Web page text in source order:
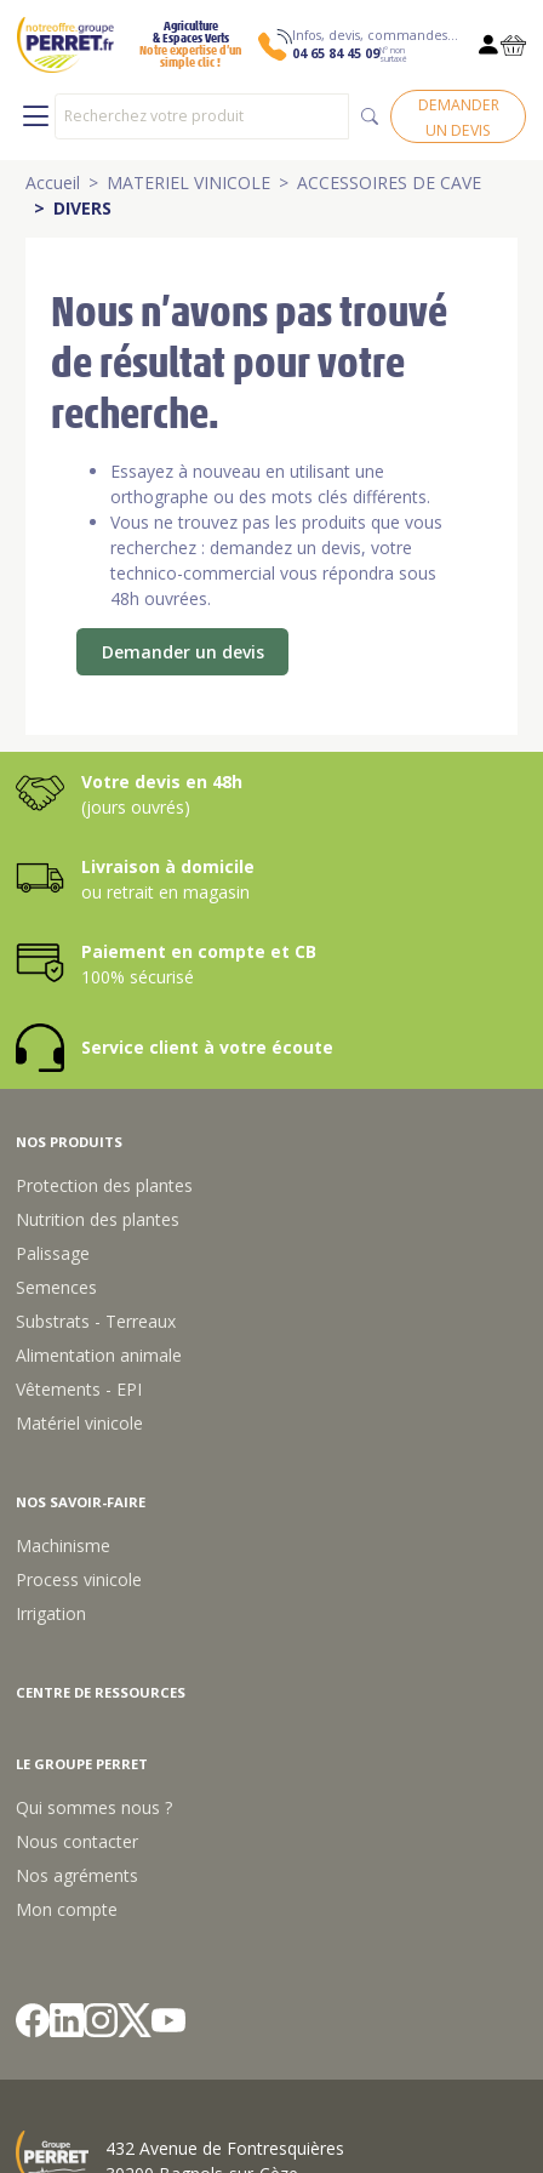
Agriculture
& Espaces Verts
Notre expertise d’un
simple clic !
Infos, devis, commandes…
04 65 84 45 09N° non
surtaxé
DEMANDER
UN DEVIS
Accueil MATERIEL VINICOLE
ACCESSOIRES DE CAVE
DIVERS
Nous n’avons pas trouvé
de résultat pour votre
recherche.
Essayez à nouveau en utilisant une
orthographe ou des mots clés différents.
Vous ne trouvez pas les produits que vous
recherchez : demandez un devis, votre
technico-commercial vous répondra sous
48h ouvrées.
Demander un devis
Votre devis en 48h
(jours ouvrés)
Livraison à domicile
ou retrait en magasin
Paiement en compte et CB
100% sécurisé
Service client à votre écoute
NOS PRODUITS
Protection des plantes
Nutrition des plantes
Palissage
Semences
Substrats - Terreaux
Alimentation animale
Vêtements - EPI
Matériel vinicole
NOS SAVOIR-FAIRE
Machinisme
Process vinicole
Irrigation
CENTRE DE RESSOURCES
LE GROUPE PERRET
Qui sommes nous ?
Nous contacter
Nos agréments
Mon compte
432 Avenue de Fontresquières